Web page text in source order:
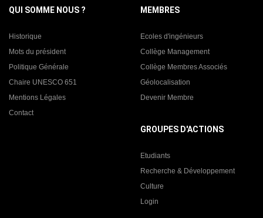
QUI SOMME NOUS ?
Historique
Mots du président
Politique Générale
Chaire UNESCO 651
Mentions Légales
Contact
MEMBRES
Ecoles d'ingénieurs
Collège Management
Collège Membres Associés
Géolocalisation
Devenir Membre
GROUPES D'ACTIONS
Etudiants
Recherche & Développement
Culture
Login